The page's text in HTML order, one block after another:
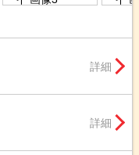
詳細
詳細